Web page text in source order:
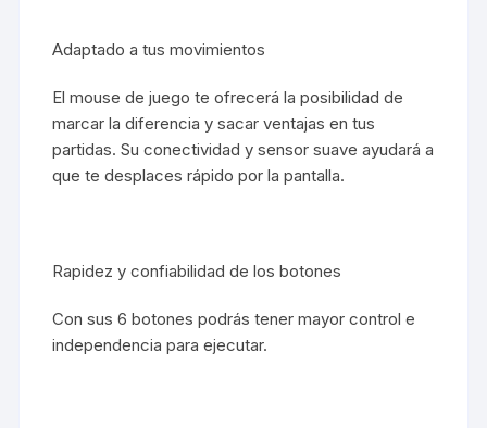
Adaptado a tus movimientos
El mouse de juego te ofrecerá la posibilidad de
marcar la diferencia y sacar ventajas en tus
partidas. Su conectividad y sensor suave ayudará a
que te desplaces rápido por la pantalla.
Rapidez y confiabilidad de los botones
Con sus 6 botones podrás tener mayor control e
independencia para ejecutar.